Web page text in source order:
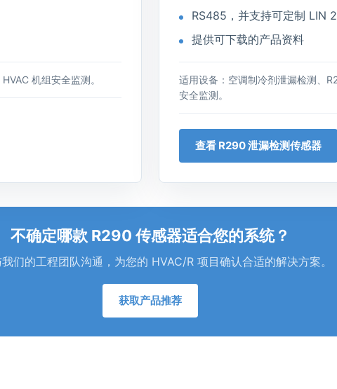
机组安全监测。
RS485，并支持可定制 LIN
提供可下载的产品资料
适用设备：空调制冷剂泄漏检测、
安全监测。
查看 R290 泄漏检测传感器
不确定哪款 R290 传感器适合您的系统？
们的工程团队沟通，为您的 HVAC/R 项目确认合适的解决方案。
获取产品推荐